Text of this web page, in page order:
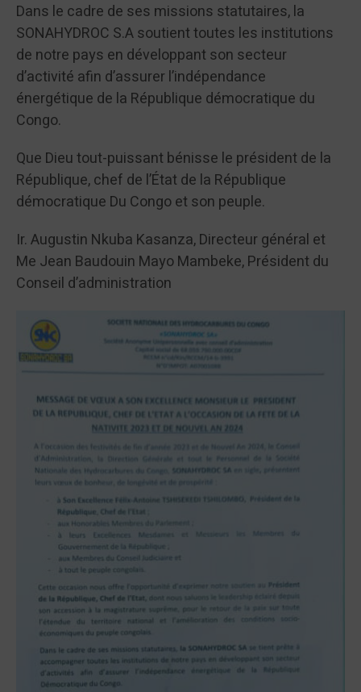
Dans le cadre de ses missions statutaires, la
SONAHYDROC S.A soutient toutes les institutions
de notre pays en développant son secteur
d’activité afin d’assurer l’indépendance
énergétique de la République démocratique du
Congo.
Que Dieu tout-puissant bénisse le président de la
République, chef de l’État de la République
démocratique Du Congo et son peuple.
Ir. Augustin Nkuba Kasanza, Directeur général et
Me Jean Baudouin Mayo Mambeke, Président du
Conseil d’administration